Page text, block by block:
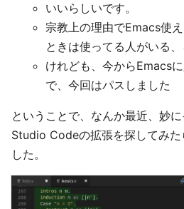
いいらしいです。
宗教上の理由でEmacs使
ときは使ってる人がいる、
けれども、今からEmacs
で、今回はパスしました
ということで、なんか最近、妙
Studio Codeの拡張を探してみた
した。